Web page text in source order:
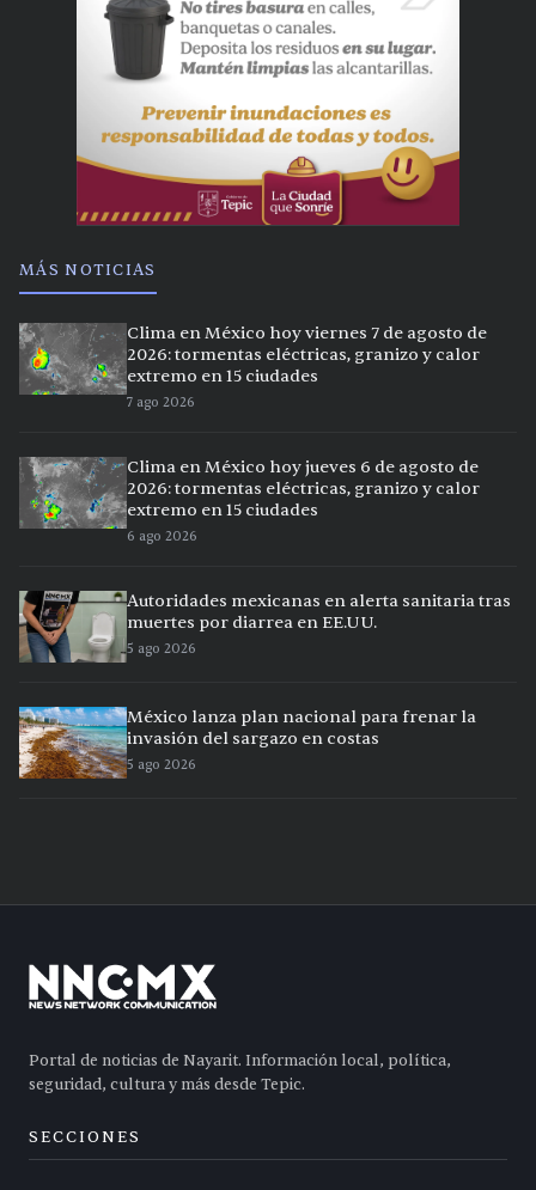
MÁS NOTICIAS
Clima en México hoy viernes 7 de agosto de
2026: tormentas eléctricas, granizo y calor
extremo en 15 ciudades
7 ago 2026
Clima en México hoy jueves 6 de agosto de
2026: tormentas eléctricas, granizo y calor
extremo en 15 ciudades
6 ago 2026
Autoridades mexicanas en alerta sanitaria tras
muertes por diarrea en EE.UU.
5 ago 2026
México lanza plan nacional para frenar la
invasión del sargazo en costas
5 ago 2026
Portal de noticias de Nayarit. Información local, política,
seguridad, cultura y más desde Tepic.
SECCIONES